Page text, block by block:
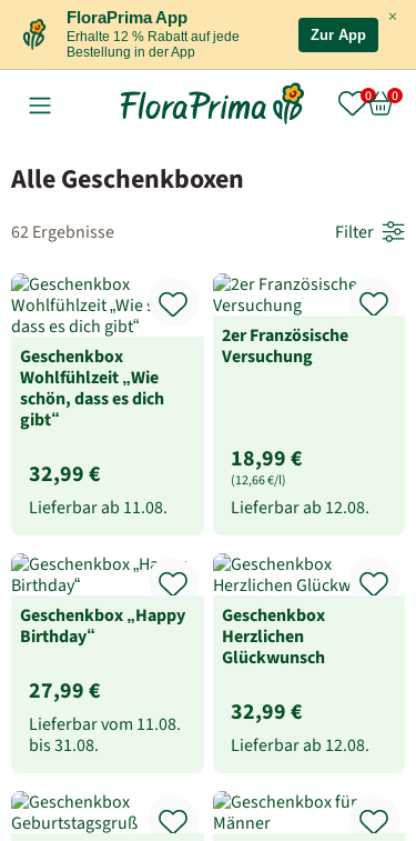
×
FloraPrima App
Erhalte 12 % Rabatt auf jede
Bestellung in der App
Zur App
Alle Geschenkboxen
62 Ergebnisse Filter
Geschenkbox
Wohlfühlzeit „Wie
schön, dass es dich
gibt“
32,99 €
Lieferbar ab 11.08.
2er Französische
Versuchung
18,99 €
(12,66 €/l)
Lieferbar ab 12.08.
Geschenkbox „Happy
Birthday“
27,99 €
Lieferbar vom 11.08.
bis31.08.
Geschenkbox
Herzlichen
Glückwunsch
32,99 €
Lieferbar ab 12.08.